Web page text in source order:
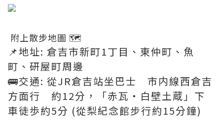
​ 附上散步地圖 🗺
📌地址: 倉吉市新町1丁目、東仲町、魚
町、研屋町周邊
🚌交通: 從JR倉吉站坐巴士 市内線西倉吉
方面行 約12分，「赤瓦・白壁土蔵」下
車徒歩約5分 (從梨紀念館步行約15分鐘)